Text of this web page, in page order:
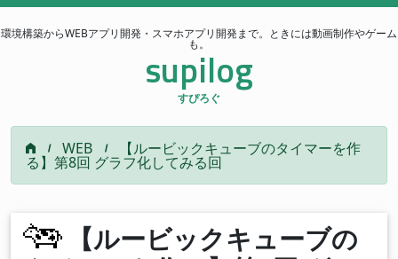
環境構築からWEBアプリ開発・スマホアプリ開発まで。ときには動画制作やゲーム
も。
supilog
すぴろぐ
WEB 【ルービックキューブのタイマーを作
る】第8回 グラフ化してみる回
【ルービックキューブの